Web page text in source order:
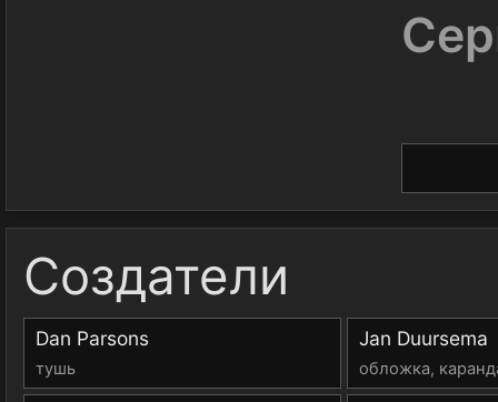
Создатели
Dan Parsons
тушь
Jan Duursema
обложка,